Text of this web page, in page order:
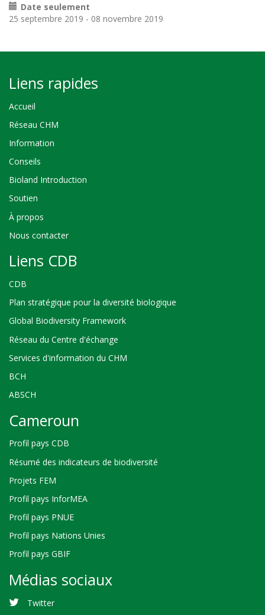
Date seulement
25 septembre 2019 - 08 novembre 2019
Liens rapides
Accueil
Réseau CHM
Information
Conseils
Bioland Introduction
Soutien
À propos
Nous contacter
Liens CDB
CDB
Plan stratégique pour la diversité biologique
Global Biodiversity Framework
Réseau du Centre d'échange
Services d'information du CHM
BCH
ABSCH
Cameroun
Profil pays CDB
Résumé des indicateurs de biodiversité
Projets FEM
Profil pays InforMEA
Profil pays PNUE
Profil pays Nations Unies
Profil pays GBIF
Médias sociaux
Twitter